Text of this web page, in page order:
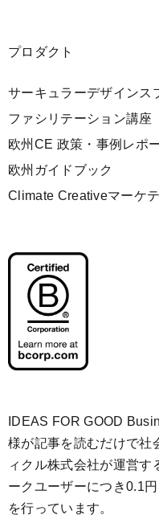
プロダクト
サーキュラーデザインス
ファシリテーション講座
欧州CE 政策・事例レポ
欧州ガイドブック
Climate Creativeマーケ
IDEAS FOR GOOD
様が記事を読むだけで社
ィクル株式会社が運営す
ークユーザーにつき0.1
を行っています。